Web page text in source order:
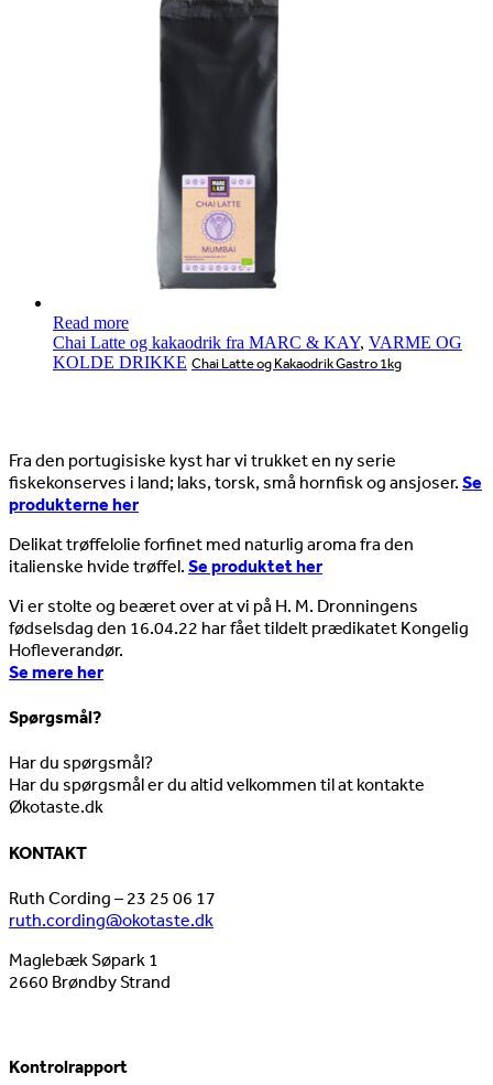
Read more
Chai Latte og kakaodrik fra MARC & KAY, VARME OG
KOLDE DRIKKE Chai Latte og Kakaodrik Gastro 1kg
Fra den portugisiske kyst har vi trukket en ny serie
fiskekonserves i land; laks, torsk, små hornfisk og ansjoser. Se
produkterne her
Delikat trøffelolie forfinet med naturlig aroma fra den
italienske hvide trøffel. Se produktet her
Vi er stolte og beæret over at vi på H. M. Dronningens
fødselsdag den 16.04.22 har fået tildelt prædikatet Kongelig
Hofleverandør.
Se mere her
Spørgsmål?
Har du spørgsmål?
Har du spørgsmål er du altid velkommen til at kontakte
Økotaste.dk
KONTAKT
Ruth Cording – 23 25 06 17
ruth.cording@okotaste.dk
Maglebæk Søpark 1
2660 Brøndby Strand
Kontrolrapport